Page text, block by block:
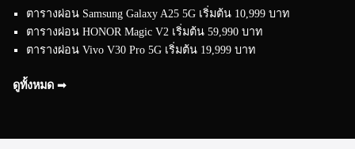
ตารางผ่อน Samsung Galaxy A25 5G เริ่มต้น 10,999 บาท
ตารางผ่อน HONOR Magic V2 เริ่มต้น 59,990 บาท
ตารางผ่อน Vivo V30 Pro 5G เริ่มต้น 19,999 บาท
ดูทั้งหมด ➟